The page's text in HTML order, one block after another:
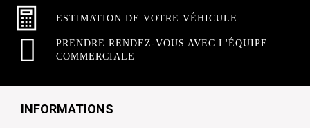
ESTIMATION DE VOTRE VÉHICULE
PRENDRE RENDEZ-VOUS AVEC L'ÉQUIPE
COMMERCIALE
INFORMATIONS